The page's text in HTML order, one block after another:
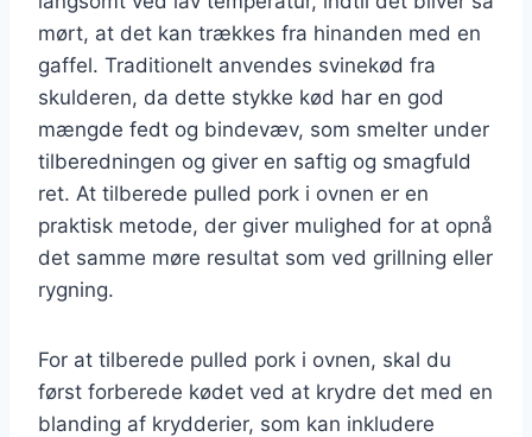
mørt, at det kan trækkes fra hinanden med en
gaffel. Traditionelt anvendes svinekød fra
skulderen, da dette stykke kød har en god
mængde fedt og bindevæv, som smelter under
tilberedningen og giver en saftig og smagfuld
ret. At tilberede pulled pork i ovnen er en
praktisk metode, der giver mulighed for at opnå
det samme møre resultat som ved grillning eller
rygning.
For at tilberede pulled pork i ovnen, skal du
først forberede kødet ved at krydre det med en
blanding af krydderier, som kan inkludere